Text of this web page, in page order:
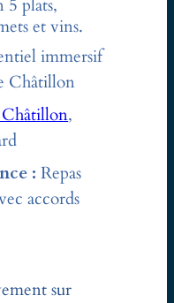
5 plats,
et vins.
immersif
Châtillon
llon,
: Repas
accords
sur